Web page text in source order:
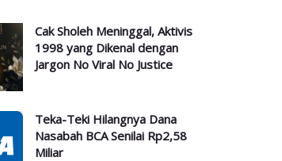
Cak Sholeh Meninggal, Aktivis
1998 yang Dikenal dengan
Jargon No Viral No Justice
Teka-Teki Hilangnya Dana
Nasabah BCA Senilai Rp2,58
Miliar